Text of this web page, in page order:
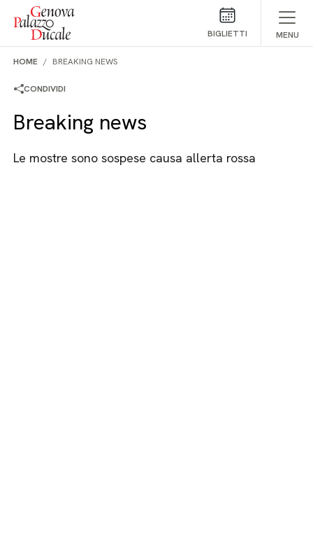
Salta al contenuto
BIGLIETTI MENU
HOME BREAKING NEWS
CONDIVIDI
Breaking news
Le mostre sono sospese causa allerta rossa